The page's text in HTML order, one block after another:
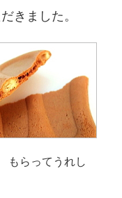
きました。
らってうれし